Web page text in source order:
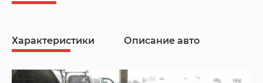
Характеристики Описание авто